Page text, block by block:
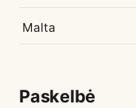
Malta
Paskelbė